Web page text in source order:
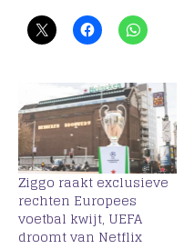
Ziggo raakt exclusieve
rechten Europees
voetbal kwijt, UEFA
droomt van Netflix